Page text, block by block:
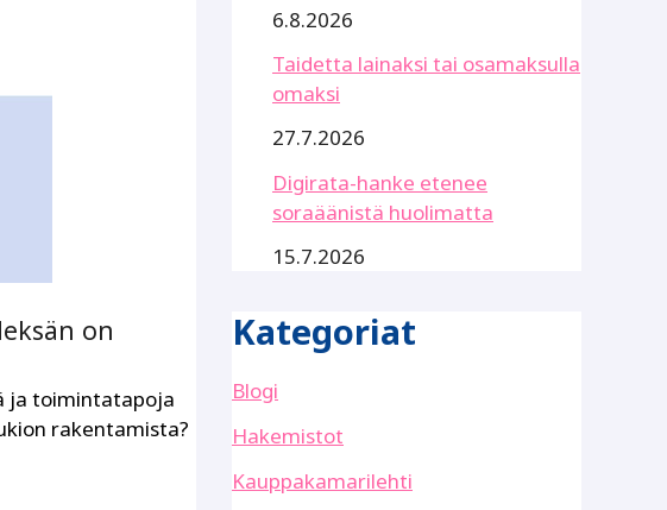
on
ja toimintatapoja
rakentamista?
6.8.2026
Taidetta lainaksi tai osamaksulla
omaksi
27.7.2026
Digirata-hanke etenee
soraäänistä huolimatta
15.7.2026
Kategoriat
Blogi
Hakemistot
Kauppakamarilehti